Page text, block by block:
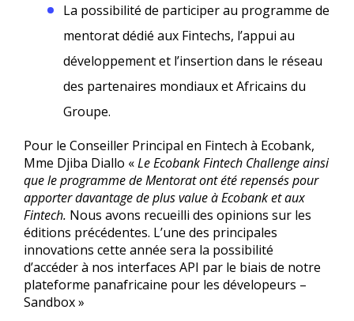
La possibilité de participer au programme de
mentorat dédié aux Fintechs, l’appui au
développement et l’insertion dans le réseau
des partenaires mondiaux et Africains du
Groupe.
Pour le Conseiller Principal en Fintech à Ecobank,
Mme Djiba Diallo «Le Ecobank Fintech Challenge ainsi
que le programme de Mentorat ont été repensés pour
apporter davantage de plus value à Ecobank et aux
Fintech. Nous avons recueilli des opinions sur les
éditions précédentes. L’une des principales
innovations cette année sera la possibilité
d’accéder à nos interfaces API par le biais de notre
plateforme panafricaine pour les dévelopeurs –
Sandbox »